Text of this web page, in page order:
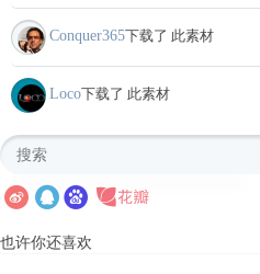
Conquer365下载了 此素材
Loco下载了 此素材
也许你还喜欢